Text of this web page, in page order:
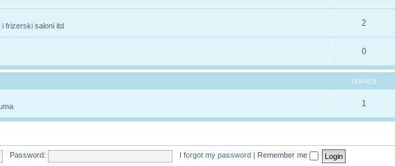
frizerski saloni itd 2
0
TOPICS
1
Password: I forgot my password Remember me